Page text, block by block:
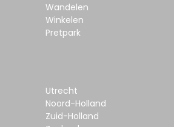
Wandelen
Winkelen
Pretpark
Utrecht
Noord-Holland
Zuid-Holland